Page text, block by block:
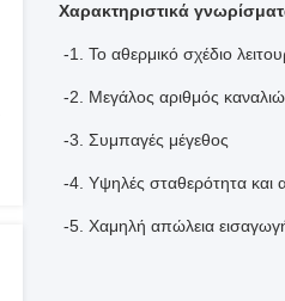
Χαρακτηριστικά
-1. Το αθερμικό σχέδιο
-2. Μεγάλος αριθμός
-3. Συμπαγές μέγεθος
-4. Υψηλές σταθερότητα και
-5. Χαμηλή απώλεια